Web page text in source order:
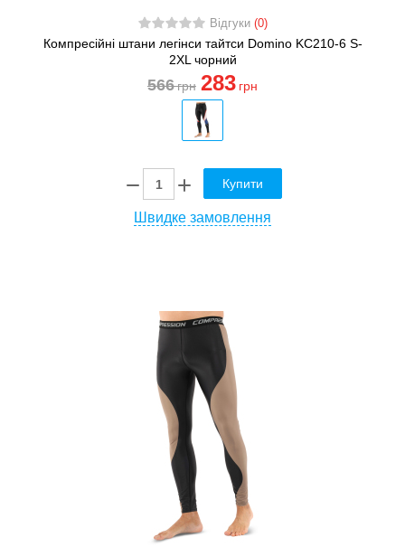
Відгуки (0)
Компресійні штани легінси тайтси Domino KC210-6 S-
2XL чорний
566грн 283 грн
Купити
Швидке замовлення